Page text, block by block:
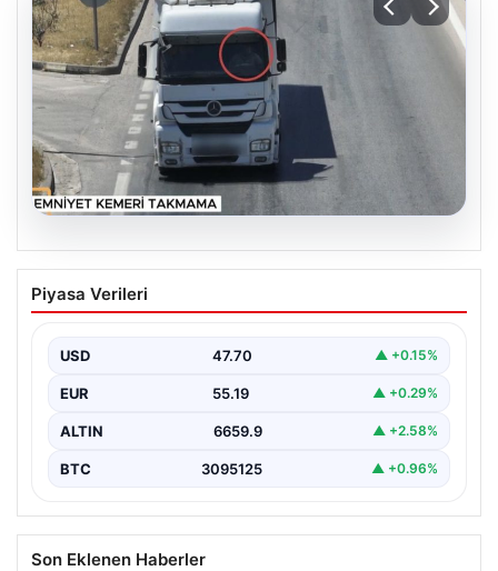
Otoyolda drone destekli denetimlerde
bin 123 araca ceza kesildi
sürdürdüğü drone destekli otoyol denetimlerinde
yoğun bir kontrol…
Piyasa Verileri
USD 47.70 ▲ +0.15%
EUR 55.19 ▲ +0.29%
ALTIN 6659.9 ▲ +2.58%
BTC 3095125 ▲ +0.96%
Son Eklenen Haberler